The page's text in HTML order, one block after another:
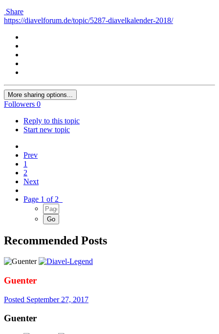
Share
https://diavelforum.de/topic/5287-diavelkalender-2018/
More sharing options...
Followers 0
Reply to this topic
Start new topic
Prev
1
2
Next
Page 1 of 2
Recommended Posts
Guenter
Posted September 27, 2017
Guenter